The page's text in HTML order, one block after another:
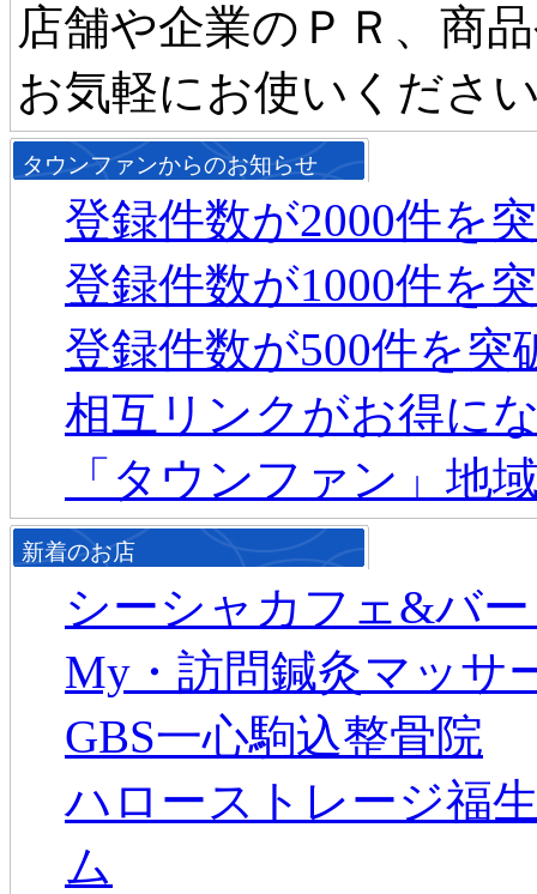
店舗や企業のＰＲ、商
お気軽にお使いくださ
タウンファンからのお知らせ
登録件数が2000件を
登録件数が1000件を
登録件数が500件を突
相互リンクがお得に
「タウンファン」地
新着のお店
シーシャカフェ&バー
My・訪問鍼灸マッサ
GBS一心駒込整骨院
ハローストレージ福
ム